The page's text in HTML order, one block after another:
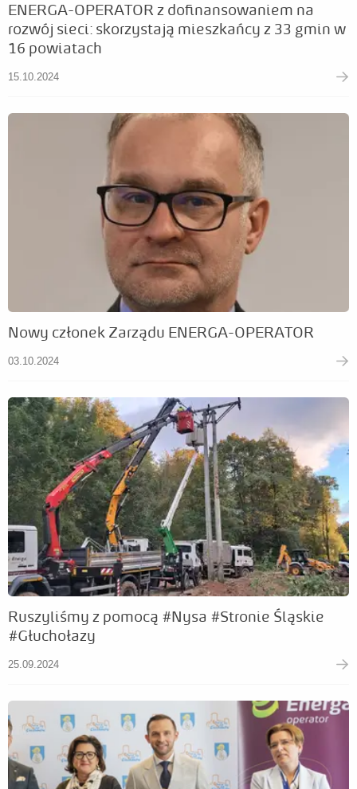
ENERGA-OPERATOR z dofinansowaniem na
rozwój sieci: skorzystają mieszkańcy z 33 gmin w
16 powiatach
15.10.2024
Nowy członek Zarządu ENERGA-OPERATOR
03.10.2024
Ruszyliśmy z pomocą #Nysa #Stronie Śląskie
#Głuchołazy
25.09.2024